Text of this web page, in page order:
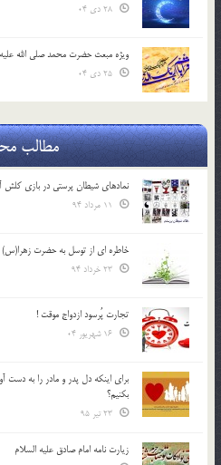
ویژه مبعث حضرت محمد صلی الله
مطالب
نمادهای شیطان پرستی در بازی کلش
خاطره ای از توسل به حضرت زهرا(س)
تجارت پُرسود ازدواج موقت !
براي اينكه دل پدر و مادر را به دست
بكنيم؟
زیارت نامه امام صادق علیه السلام